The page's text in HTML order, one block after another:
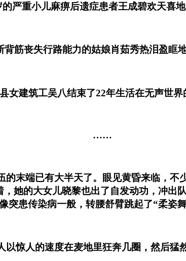
重小儿麻痹后遗症患者王成碧欢天喜地
丧失行路能力的姑娘肖茹秀热泪盈眶地
建筑工吴八结束了22年生活在无声世界
……
端已有大半天了。眼见黄昏来临，不
她的大女儿晓黎也出了自发动功，冲出
突患传染病一般，转腰舒臂跳起了“柔姿舞
人的速度在麦地里狂奔几圈，然后猛然